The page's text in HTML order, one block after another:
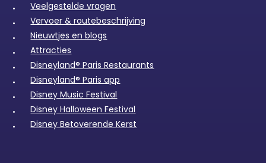
Veelgestelde vragen
Vervoer & routebeschrijving
Nieuwtjes en blogs
Attracties
Disneyland® Paris Restaurants
Disneyland® Paris app
Disney Music Festival
Disney Halloween Festival
Disney Betoverende Kerst